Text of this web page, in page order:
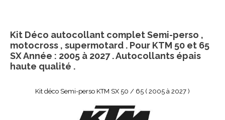
Kit déco Semi-perso KTM SX 50 / 65 ( 2005 à 2027 )
Kit Déco autocollant complet Semi-perso ,
motocross , supermotard . Pour KTM 50 et 65
SX Année : 2005 à 2027 . Autocollants épais
haute qualité .